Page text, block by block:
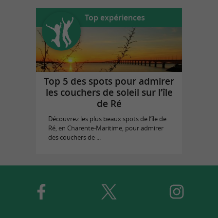
Top expériences
Top 5 des spots pour admirer
les couchers de soleil sur l’île
de Ré
Découvrez les plus beaux spots de l’île de
Ré, en Charente-Maritime, pour admirer
des couchers de ...